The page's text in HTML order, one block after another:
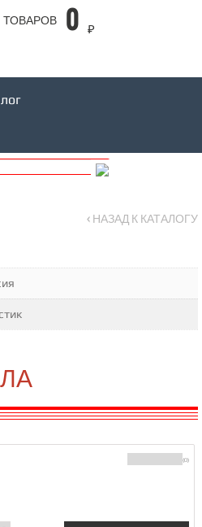
ТОВАРОВ 0 ₽
‹ НАЗАД К КАТАЛОГУ
(0)